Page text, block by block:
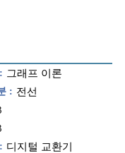
그래프 이론
: 전선
디지털 교환기